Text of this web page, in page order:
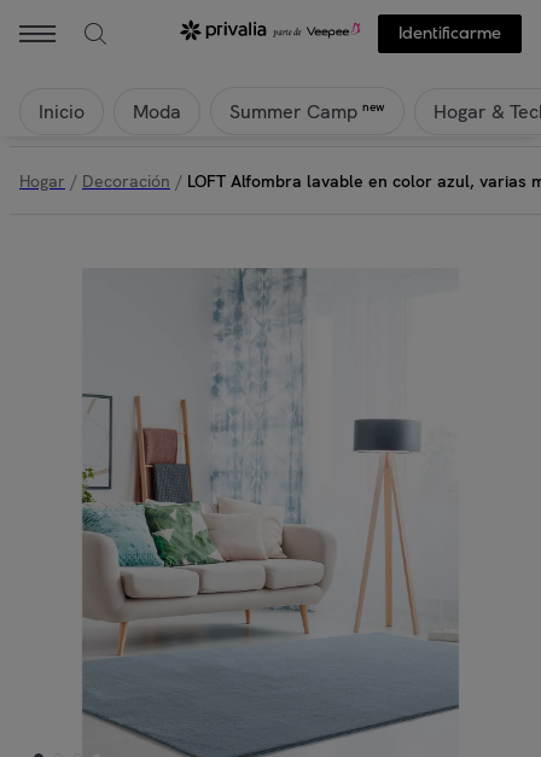
Identificarme
Inicio Moda Summer Camp new Hogar &
Hogar / Decoración / LOFT Alfombra lavable en color azul, varias